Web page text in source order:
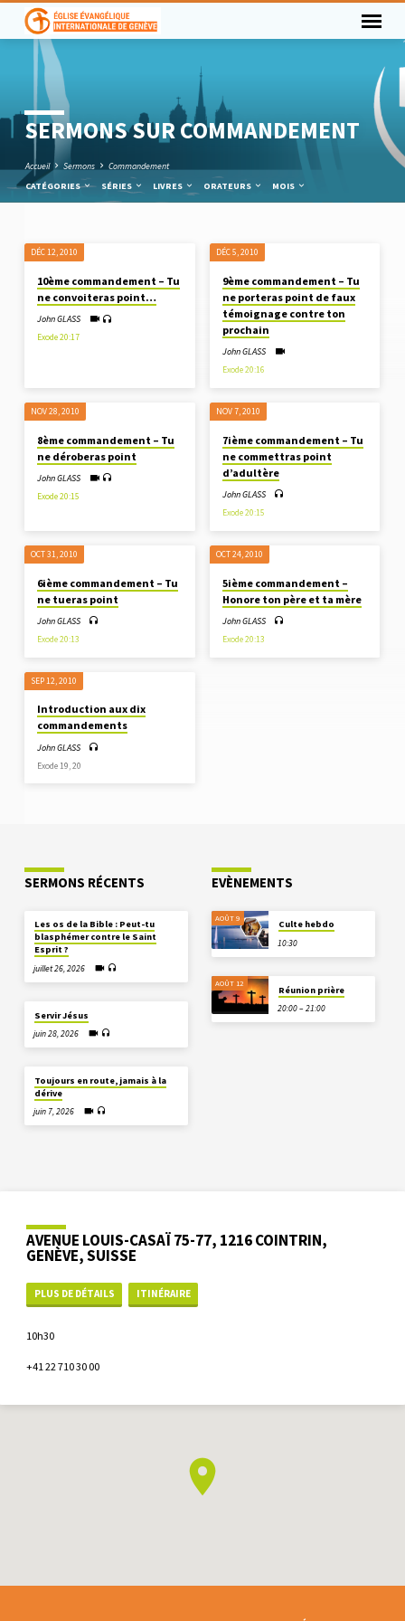
SERMONS SUR COMMANDEMENT
Accueil Sermons
Commandement
CATÉGORIES
SÉRIES LIVRES ORATEURS MOIS
SERMONS
SUR
COMMANDEMENT
DÉC 12, 2010
10ème commandement – Tu
ne convoiteras point…
John GLASS
Exode 20:17
DÉC 5, 2010
9ème commandement – Tu
ne porteras point de faux
témoignage contre ton
prochain
John GLASS
Exode 20:16
NOV 28, 2010
8ème commandement – Tu
ne déroberas point
John GLASS
Exode 20:15
NOV 7, 2010
7ième commandement – Tu
ne commettras point
d’adultère
John GLASS
Exode 20:15
OCT 31, 2010
6ième commandement – Tu
ne tueras point
John GLASS
Exode 20:13
OCT 24, 2010
5ième commandement –
Honore ton père et ta mère
John GLASS
Exode 20:13
SEP 12, 2010
Introduction aux dix
commandements
John GLASS
Exode 19, 20
SERMONS RÉCENTS
Les os de la Bible : Peut-tu
blasphémer contre le Saint
Esprit ?
juillet 26, 2026
Servir Jésus
juin 28, 2026
Toujours en route, jamais à la
dérive
juin 7, 2026
EVÈNEMENTS
AOÛT 9
Culte hebdo
10:30
AOÛT 12
Réunion prière
20:00 – 21:00
AVENUE LOUIS-CASAÏ 75-77, 1216 COINTRIN,
GENÈVE, SUISSE
PLUS DE DÉTAILS ITINÉRAIRE
10h30
+41 22 710 30 00